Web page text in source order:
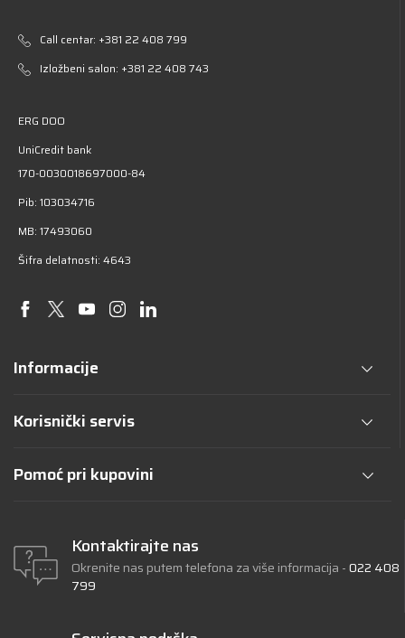
Call centar: +381 22 408 799
Izložbeni salon: +381 22 408 743
ERG DOO
UniCredit bank
170-0030018697000-84
Pib: 103034716
MB: 17493060
Šifra delatnosti: 4643
Informacije
Korisnički servis
Pomoć pri kupovini
Kontaktirajte nas
Okrenite nas putem telefona za više informacija -022 408
799